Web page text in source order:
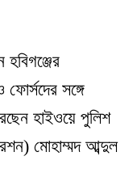
সঙ্গে
হাইওয়ে পুলিশ
মোহাম্মদ আব্দুল